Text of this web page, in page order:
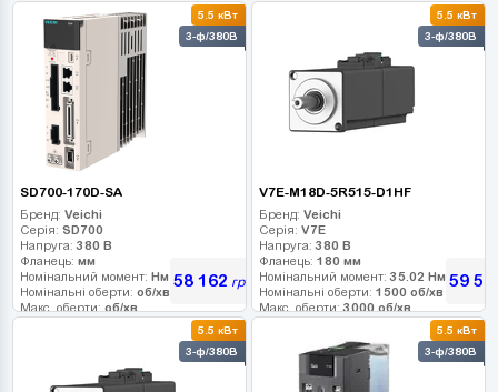
Енкодер:23-bit абс. оптичний
5.5 кВт
3-ф/380В
SD700-170D-SA
Бренд: Veichi
Серія: SD700
Напруга:380 В
Фланець: мм
Номінальний момент: Нм
Номінальні оберти: об/хв
Макс. оберти: об/хв
58 162 грн
5.5 кВт
3-ф/380В
V7E-M18D-5R515-D1HF
Бренд: Veichi
Серія: V7E
Напруга:380 В
Фланець: 180 мм
Номінальний момент:35.02 Нм
Номінальні оберти: 1500 об/хв
Макс. оберти:3000 об/хв
23-bit абс. оптичний
Гальмо:0
59
5.5 кВт
3-ф/380В
5.5 кВт
3-ф/380В